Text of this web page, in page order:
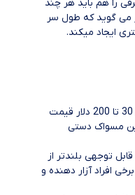
را هم باید هر چند
می گوید که طول سر
ایجاد میکند.
مسواک برقی بین 30 تا 200 دلار قیمت
مسواک دستی
توجهی بلندتر از
افراد آزار دهنده و